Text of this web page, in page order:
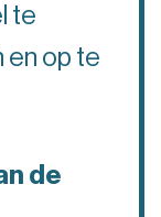
te
en op te
de